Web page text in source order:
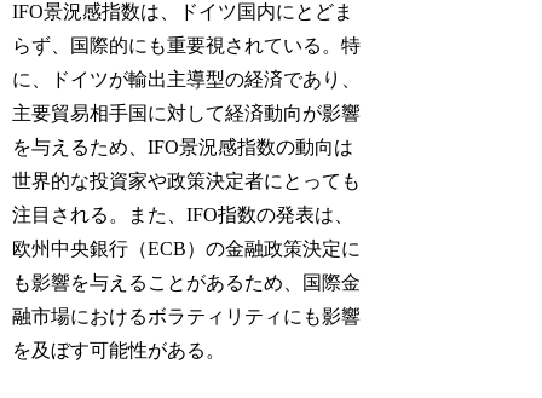
IFO景況感指数は、ドイツ国内にとどま
らず、国際的にも重要視されている。特
に、ドイツが輸出主導型の経済であり、
主要貿易相手国に対して経済動向が影響
を与えるため、IFO景況感指数の動向は
世界的な投資家や政策決定者にとっても
注目される。また、IFO指数の発表は、
欧州中央銀行（ECB）の金融政策決定に
も影響を与えることがあるため、国際金
融市場におけるボラティリティにも影響
を及ぼす可能性がある。